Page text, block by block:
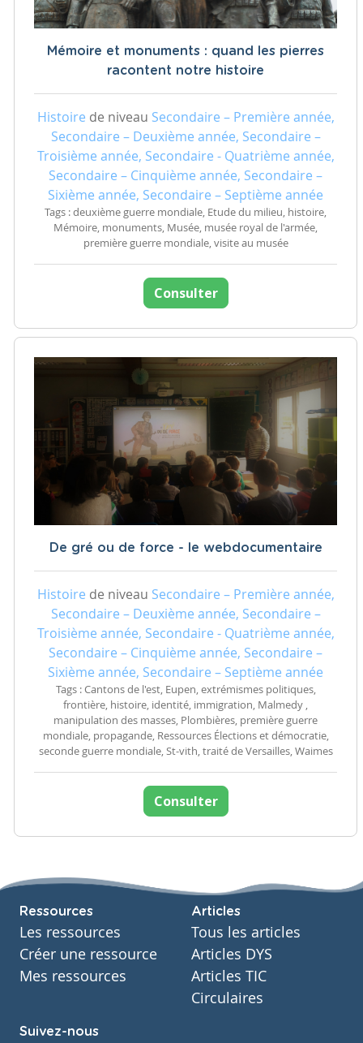
Mémoire et monuments : quand les pierres
racontent notre histoire
Histoire de niveau Secondaire – Première année,
Secondaire – Deuxième année, Secondaire –
Troisième année, Secondaire - Quatrième année,
Secondaire – Cinquième année, Secondaire –
Sixième année, Secondaire – Septième année
Tags : deuxième guerre mondiale, Etude du milieu, histoire,
Mémoire, monuments, Musée, musée royal de l'armée,
première guerre mondiale, visite au musée
Consulter
De gré ou de force - le webdocumentaire
Histoire de niveau Secondaire – Première année,
Secondaire – Deuxième année, Secondaire –
Troisième année, Secondaire - Quatrième année,
Secondaire – Cinquième année, Secondaire –
Sixième année, Secondaire – Septième année
Tags : Cantons de l'est, Eupen, extrémismes politiques,
frontière, histoire, identité, immigration, Malmedy ,
manipulation des masses, Plombières, première guerre
mondiale, propagande, Ressources Élections et démocratie,
seconde guerre mondiale, St-vith, traité de Versailles, Waimes
Consulter
Ressources
Les ressources
Créer une ressource
Mes ressources
Articles
Tous les articles
Articles DYS
Articles TIC
Circulaires
Suivez-nous